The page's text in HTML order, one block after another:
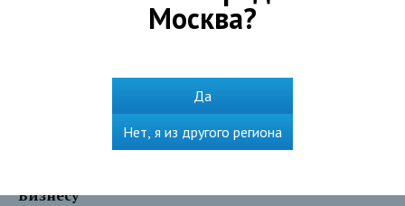
Оплатить и перевести
Бизнесу
Москва?
Да
Нет, я из другого региона